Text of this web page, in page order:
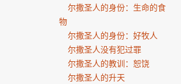
尔撒圣人的身份：生命的食
物
尔撒圣人的身份：好牧人
尔撒圣人没有犯过罪
尔撒圣人的教训：恕饶
尔撒圣人的升天